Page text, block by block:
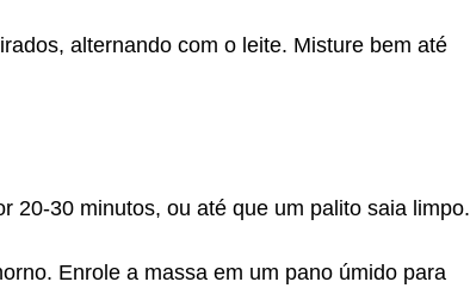
alternando com o leite. Misture bem até
20-30 minutos, ou até que um palito saia limpo.
Enrole a massa em um pano úmido para